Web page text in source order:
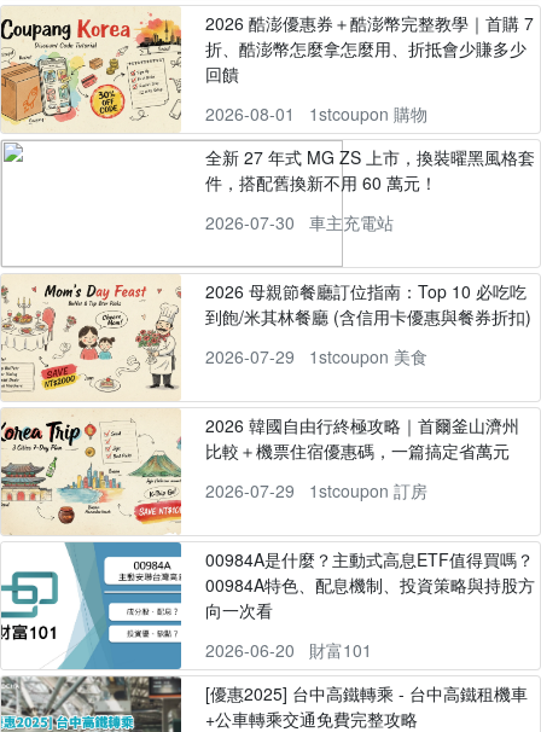
2026 酷澎優惠券＋酷澎幣完整教學｜首購 7
折、酷澎幣怎麼拿怎麼用、折抵會少賺多少
回饋
2026-08-01
1stcoupon 購物
全新 27 年式 MG ZS 上市，換裝曜黑風格套
件，搭配舊換新不用 60 萬元！
2026-07-30
車主充電站
2026 母親節餐廳訂位指南：Top 10 必吃吃
到飽/米其林餐廳 (含信用卡優惠與餐券折扣)
2026-07-29
1stcoupon 美食
2026 韓國自由行終極攻略｜首爾釜山濟州
比較＋機票住宿優惠碼，一篇搞定省萬元
2026-07-29
1stcoupon 訂房
00984A是什麼？主動式高息ETF值得買嗎？
00984A特色、配息機制、投資策略與持股方
向一次看
2026-06-20
財富101
[優惠2025] 台中高鐵轉乘 - 台中高鐵租機車
+公車轉乘交通免費完整攻略